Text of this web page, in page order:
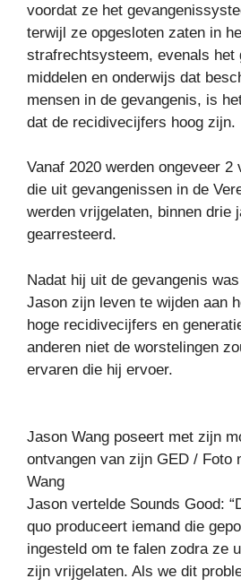
voordat ze het
terwijl ze opgesloten zaten in
strafrechtsysteem, evenals het
middelen en onderwijs dat
mensen in de gevangenis, is
dat de recidivecijfers hoog zijn.
Vanaf 2020 werden ongeveer 2
die uit gevangenissen in de
werden vrijgelaten, binnen drie
gearresteerd.
Nadat hij uit de gevangenis
Jason zijn leven te wijden aan
hoge recidivecijfers en
anderen niet de worstelingen
ervaren die hij ervoer.
Jason Wang poseert met zijn
ontvangen van zijn GED / Foto
Wang
Jason vertelde Sounds Good:
quo produceert iemand die
ingesteld om te falen zodra ze
zijn vrijgelaten. Als we dit